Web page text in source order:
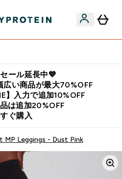
ール延長中💙
広い商品が最大70%OFF
】入力で追加10%OFF
は追加20%OFF
ぐ購入
MP Leggings - Dust Pink